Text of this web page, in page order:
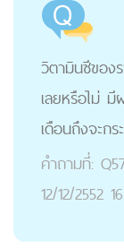
วิตามินซีของ
เลยหรือไม่ มี
เดือนถึงจะกร
คำถามที่:
12/12/2552